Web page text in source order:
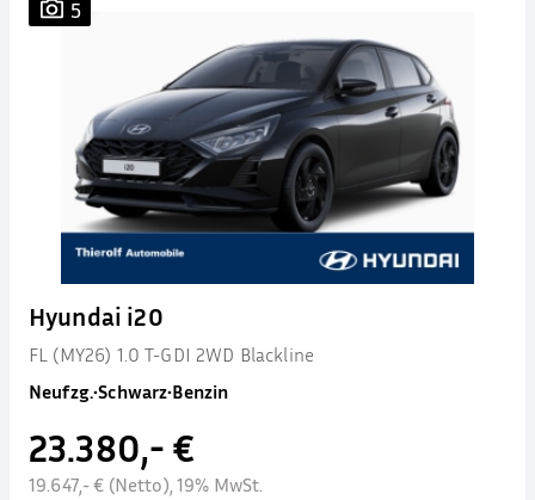
5
Hyundai i20
FL (MY26) 1.0 T-GDI 2WD Blackline
Neufzg.•Schwarz•Benzin
23.380,- €
19.647,- € (Netto), 19% MwSt.